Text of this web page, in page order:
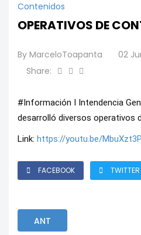
Contenidos
OPERATIVOS DE
By MarceloToapanta 02
Share:
#Información I Intendencia
desarrolló diversos operativos
Link: https://youtu.be/
FACEBOOK TWITTER
ANT